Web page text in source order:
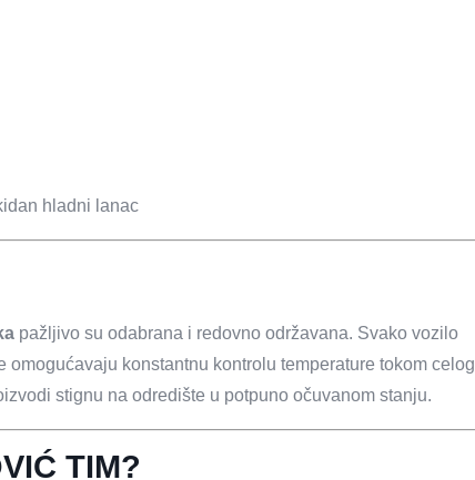
hladni lanac
pažljivo su odabrana i redovno održavana. Svako vozilo
konstantnu kontrolu temperature tokom celog
stignu na odredište u potpuno očuvanom stanju.
TIM?